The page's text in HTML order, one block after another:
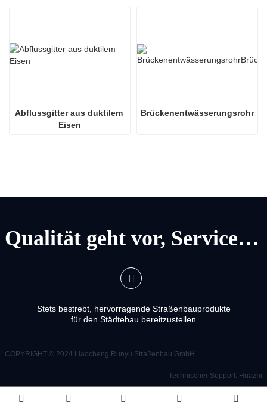
Abflussgitter aus duktilem
Eisen
Brückenentwässerungsrohr
Qualität geht vor, Service geht vor
Stets bestrebt, hervorragende Straßenbauprodukte
für den Städtebau bereitzustellen
COPYRIGHT © 2024 Liaocheng Runyu Straßenbau GmbH
Technischer Support: Huazhi